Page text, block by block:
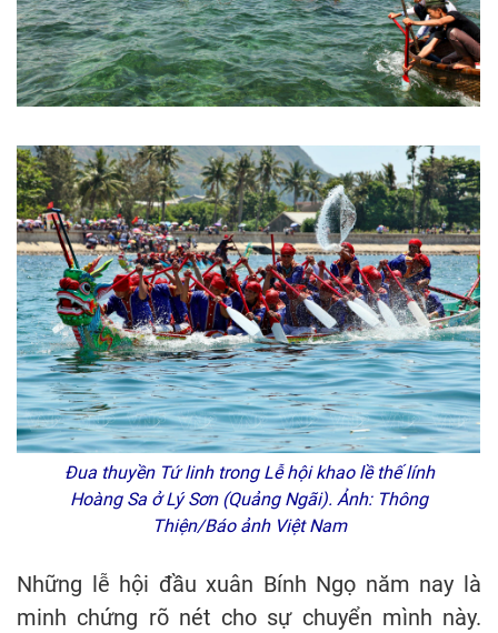
Đua thuyền Tứ linh trong Lễ hội khao lề thế lính
Hoàng Sa ở Lý Sơn (Quảng Ngãi). Ảnh: Thông
Thiện/Báo ảnh Việt Nam
Những lễ hội đầu xuân Bính Ngọ năm nay là
minh chứng rõ nét cho sự chuyển mình này.